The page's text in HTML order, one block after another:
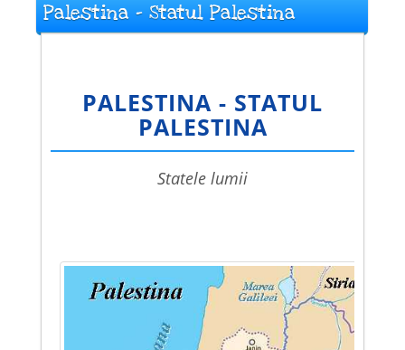
Palestina - Statul Palestina
PALESTINA - STATUL
PALESTINA
statele lumii